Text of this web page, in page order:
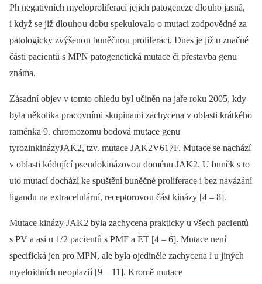
Ph negativních myeloproliferací jejich patogeneze dlo uho jasná,
i když se již dlo uho u dobu spekulovalo o mutaci zodpovědné za
patologicky zvýšeno u buněčno u proliferaci. Dnes je již u značné
části paci entů s MPN patogenetická mutace či přestavba genu
známa.
Zásadní objev v tomto ohledu byl učiněn na jaře roku 2005, kdy
byla několika pracovními skupinami zachy­cena v oblasti krátkého
raménka 9. chromozomu bodová mutace genu
tyrozinkinázyJAK2, tzv. mutace JAK2V617F. Mutace se nachází
v oblasti kódující pse udokinázovo u doménu JAK2. U buněk s to
uto mutací dochází ke spuštění buněčné proliferace i bez navázání
ligandu na extracelulární, receptorovo u část kinázy [4 –⁠ 8].
Mutace kinázy JAK2 byla zachycena prakticky u všech paci entů
s PV a asi u 1/ 2 paci entů s PMF a ET [4 –⁠ 6]. Mutace není
specifická jen pro MPN, ale byla ojediněle zachycena i u jiných
myelo idních ne oplazi í [9 –⁠ 11]. Kromě mutace